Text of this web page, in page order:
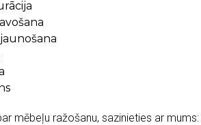
mēbeļu ražošanu, sazinieties ar mums: